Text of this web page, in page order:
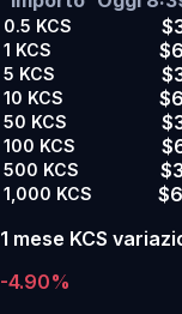
0.5 KCS
1 KCS
5 KCS
10 KCS
50 KCS
100 KCS
500 KCS
1,000 KCS
1 mese KCS
-4.90%